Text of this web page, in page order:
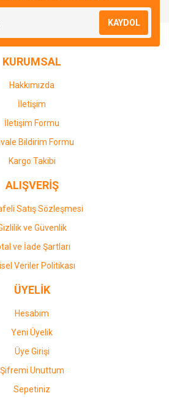
KAYDOL
KURUMSAL
Hakkımızda
İletişim
İletişim Formu
Bildirim Formu
Kargo Takibi
ALIŞVERİŞ
Satış Sözleşmesi
ve Güvenlik
ve İade Şartları
Veriler Politikası
ÜYELİK
Hesabım
Yeni Üyelik
Üye Girişi
Şifremi Unuttum
Sepetiniz